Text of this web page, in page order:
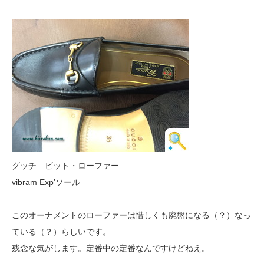
グッチ ビット・ローファー
vibram Exp’ソール
このオーナメントのローファーは惜しくも廃盤になる（？）なっ
ている（？）らしいです。
残念な気がします。定番中の定番なんですけどねえ。